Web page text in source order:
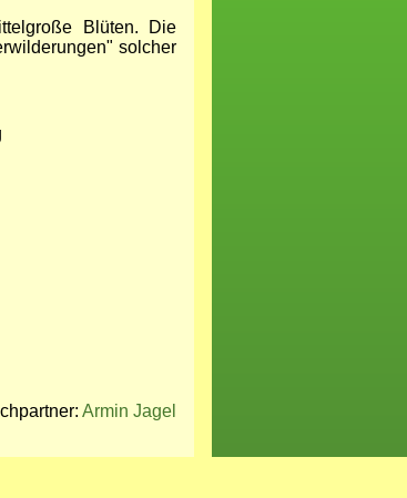
Blüten. Die
solcher
Armin Jagel